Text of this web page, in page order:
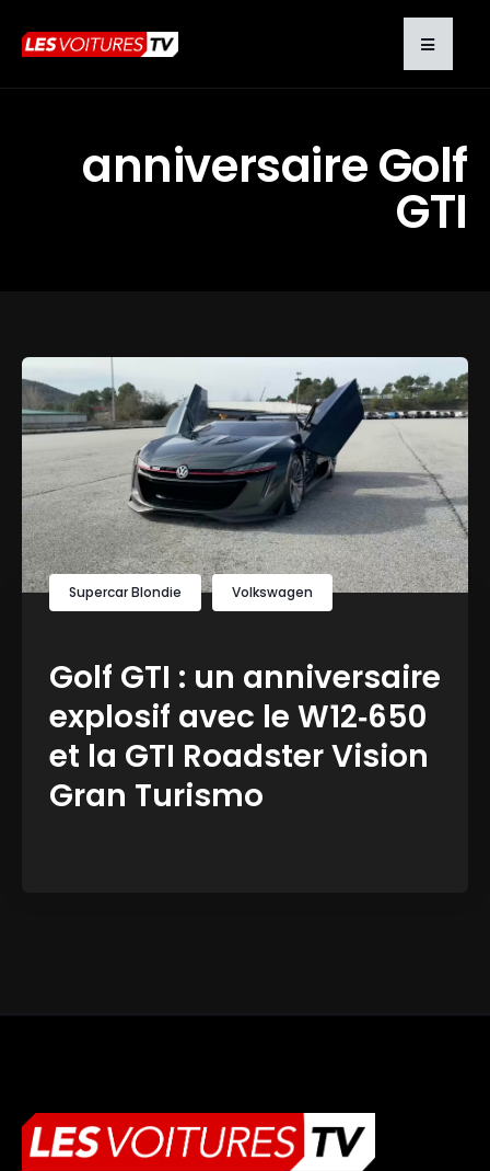
anniversaire Golf
GTI
Supercar Blondie Volkswagen
Golf GTI : un anniversaire
explosif avec le W12‑650
et la GTI Roadster Vision
Gran Turismo